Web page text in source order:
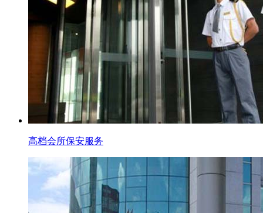
高档会所保安服务